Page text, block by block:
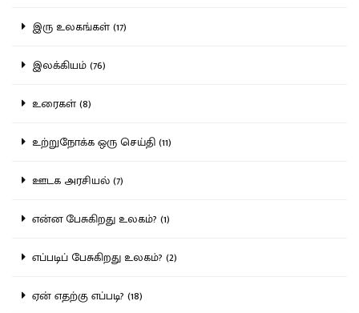
இரு உலகங்கள் (17)
இலக்கியம் (76)
உரைகள் (8)
உற்றுநோக்க ஒரு செய்தி (11)
ஊடக அரசியல் (7)
என்ன பேசுகிறது உலகம்? (1)
எப்படிப் பேசுகிறது உலகம்? (2)
ஏன் எதற்கு எப்படி? (18)